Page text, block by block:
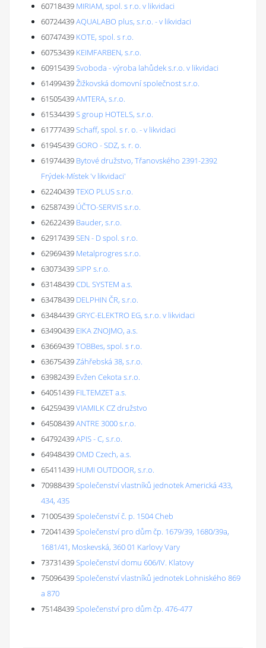
60718439 MIRIAM, spol. s r.o. v likvidaci
60724439AQUALABO plus, s.r.o. - v likvidaci
60747439 KOTE, spol. s r.o.
60753439 KEIMFARBEN, s.r.o.
60915439Svoboda - výroba lahůdek s.r.o. v likvidaci
61499439Žižkovská domovní společnost s.r.o.
61505439AMTERA, s.r.o.
61534439S group HOTELS, s.r.o.
61777439Schaff, spol. s r. o. - v likvidaci
61945439GORO - SDZ, s. r. o.
61974439 Bytové družstvo, Třanovského 2391-2392
Frýdek-Místek 'v likvidaci'
62240439TEXO PLUS s.r.o.
62587439 ÚČTO-SERVIS s.r.o.
62622439 Bauder, s.r.o.
62917439SEN - D spol. s r.o.
62969439 Metalprogres s.r.o.
63073439SIPP s.r.o.
63148439CDL SYSTEM a.s.
63478439 DELPHIN ČR, s.r.o.
63484439GRYC-ELEKTRO EG, s.r.o. v likvidaci
63490439 EIKA ZNOJMO, a.s.
63669439TOBBes, spol. s r.o.
63675439Záhřebská 38, s.r.o.
63982439 Evžen Cekota s.r.o.
64051439 FILTEMZET a.s.
64259439VIAMILK CZ družstvo
64508439ANTRE 3000 s.r.o.
64792439APIS - C, s.r.o.
64948439OMD Czech, a.s.
65411439 HUMI OUTDOOR, s.r.o.
70988439Společenství vlastníků jednotek Americká 433,
434, 435
71005439Společenství č. p. 1504 Cheb
72041439Společenství pro dům čp. 1679/39, 1680/39a,
1681/41, Moskevská, 360 01 Karlovy Vary
73731439Společenství domu 606/IV. Klatovy
75096439Společenství vlastníků jednotek Lohniského 869
a 870
75148439Společenství pro dům čp. 476-477